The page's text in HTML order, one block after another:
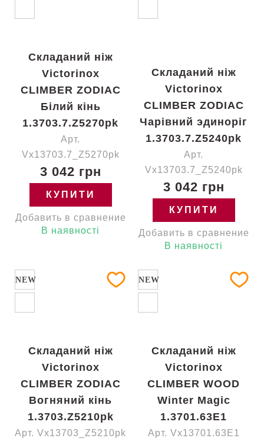
Складаний ніж
Victorinox
CLIMBER ZODIAC
Білий кінь
1.3703.7.Z5270pk
Арт.
Vx13703.7_Z5270pk
3 042 грн
КУПИТИ
Добавить в сравнение
В наявності
Складаний ніж
Victorinox
CLIMBER ZODIAC
Чарівний эдиноріг
1.3703.7.Z5240pk
Арт.
Vx13703.7_Z5240pk
3 042 грн
КУПИТИ
Добавить в сравнение
В наявності
NEW
Складаний ніж
Victorinox
CLIMBER ZODIAC
Вогняний кінь
1.3703.Z5210pk
Арт. Vx13703_Z5210pk
NEW
Складаний ніж
Victorinox
CLIMBER WOOD
Winter Magic
1.3701.63E1
Арт. Vx13701.63E1